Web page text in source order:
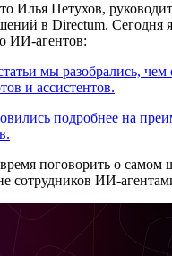
Илья Петухов,
в Directum. Сегодня
ИИ-агентов:
мы разобрались,
и ассистентов.
подробнее на
поговорить о самом
сотрудников ИИ-